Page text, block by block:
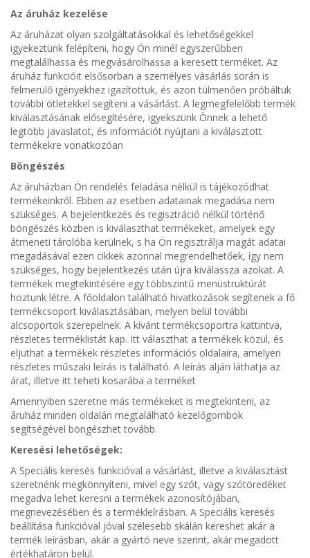
Az áruház kezelése
Az áruházat olyan szolgáltatásokkal és lehetőségekkel
igyekeztünk felépíteni, hogy Ön minél egyszerűbben
megtalálhassa és megvásárolhassa a keresett terméket. Az
áruház funkcióit elsősorban a személyes vásárlás során is
felmerülő igényekhez igazítottuk, és azon túlmenően próbáltuk
további ötletekkel segíteni a vásárlást. A legmegfelelőbb termék
kiválasztásának elősegítésére, igyekszünk Önnek a lehető
legtöbb javaslatot, és információt nyújtani a kiválasztott
termékekre vonatkozóan
Böngészés
Az áruházban Ön rendelés feladása nélkül is tájékozódhat
termékeinkről. Ebben az esetben adatainak megadása nem
szükséges. A bejelentkezés és regisztráció nélkül történő
böngészés közben is kiválaszthat termékeket, amelyek egy
átmeneti tárolóba kerülnek, s ha Ön regisztrálja magát adatai
megadásával ezen cikkek azonnal megrendelhetőek, így nem
szükséges, hogy bejelentkezés után újra kiválassza azokat. A
termékek megtekintésére egy többszintű menüstruktúrát
hoztunk létre. A főoldalon található hivatkozások segítenek a fő
termékcsoport kiválasztásában, melyen belül további
alcsoportok szerepelnek. A kívánt termékcsoportra kattintva,
részletes terméklistát kap. Itt választhat a termékek közül, és
eljuthat a termékek részletes információs oldalaira, amelyen
részletes műszaki leírás is található. A leírás alján láthatja az
árat, illetve itt teheti kosarába a terméket
Amennyiben szeretne más termékeket is megtekinteni, az
áruház minden oldalán megtalálható kezelőgombok
segítségével böngészhet tovább.
Keresési lehetőségek:
A Speciális keresés funkcióval a vásárlást, illetve a kiválasztást
szeretnénk megkönnyíteni, mivel egy szót, vagy szótöredéket
megadva lehet keresni a termékek azonosítójában,
megnevezésében és a termékleírásban. A Speciális keresés
beállítása funkcióval jóval szélesebb skálán kereshet akár a
termék leírásban, akár a gyártó neve szerint, akár megadott
értékhatáron belül.